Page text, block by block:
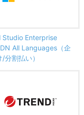
Studio Enterprise
All Languages（企
分割払い）